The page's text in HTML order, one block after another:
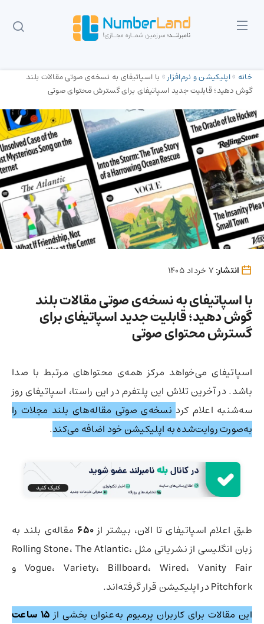
خانه »اپلیکیشن و نرم‌افزار» با اسپاتیفای به نسخه‌ی صوتی مقالات بلند
گوش دهید؛ قابلیت جدید اسپاتیفای برای گسترش محتوای صوتی
انتشار:
با اسپاتیفای به نسخه‌ی صوتی مقالات بلند
گوش دهید؛ قابلیت جدید اسپاتیفای برای
گسترش محتوای صوتی
اسپاتیفای می‌خواهد مرکز همه‌ی محتواهای مرتبط با صدا
باشد. در آخرین تلاش این پلتفرم در این راستا، اسپاتیفای روز
سه‌شنبه اعلام کرد نسخه‌ی صوتی مقاله‌های بلند مجلات را
به‌صورت روایت‌شده به اپلیکیشن خود اضافه می‌کند.
طبق اعلام اسپاتیفای تا الان، بیشتر از۶۵۰
مقاله‌ی بلند به
زبان انگلیسی از نشریاتی مثل Rolling Stone، The Atlantic،
Vogue، Variety، Billboard، Wired، Vanity Fair و
Pitchfork در اپلیکیشن قرار گرفته‌اند.
این مقالات برای کاربران پرمیوم به‌عنوان بخشی از۱۵ ساعت